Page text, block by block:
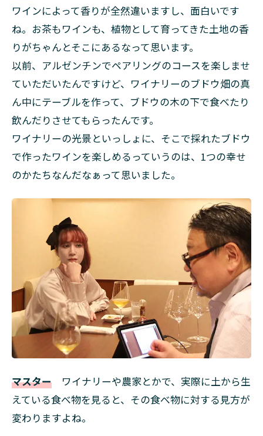
ワインによって香りが全然違いますし、面白いです
ね。お茶もワインも、植物として育ってきた土地の香
りがちゃんとそこにあるなって思います。
以前、アルゼンチンでペアリングのコースを楽しませ
ていただいたんですけど、ワイナリーのブドウ畑の真
ん中にテーブルを作って、ブドウの木の下で食べたり
飲んだりさせてもらったんです。
ワイナリーの光景といっしょに、そこで採れたブドウ
で作ったワインを楽しめるっていうのは、1つの幸せ
のかたちなんだなぁって思いました。
マスター ワイナリーや農家とかで、実際に土から生
えている食べ物を見ると、その食べ物に対する見方が
変わりますよね。